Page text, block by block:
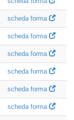
scheda forma
scheda forma
scheda forma
scheda forma
scheda forma
scheda forma